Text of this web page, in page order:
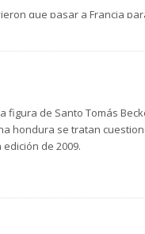
que pasar a Francia
la defensa de Jerusalén,
de Santo Tomás
hondura se tratan
de 2009.